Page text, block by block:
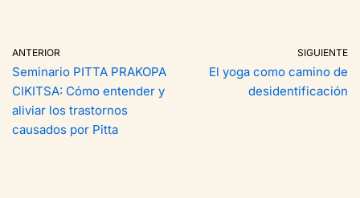
ANTERIOR
Seminario PITTA PRAKOPA
CIKITSA: Cómo entender y
aliviar los trastornos
causados por Pitta
SIGUIENTE
El yoga como camino de
desidentificación